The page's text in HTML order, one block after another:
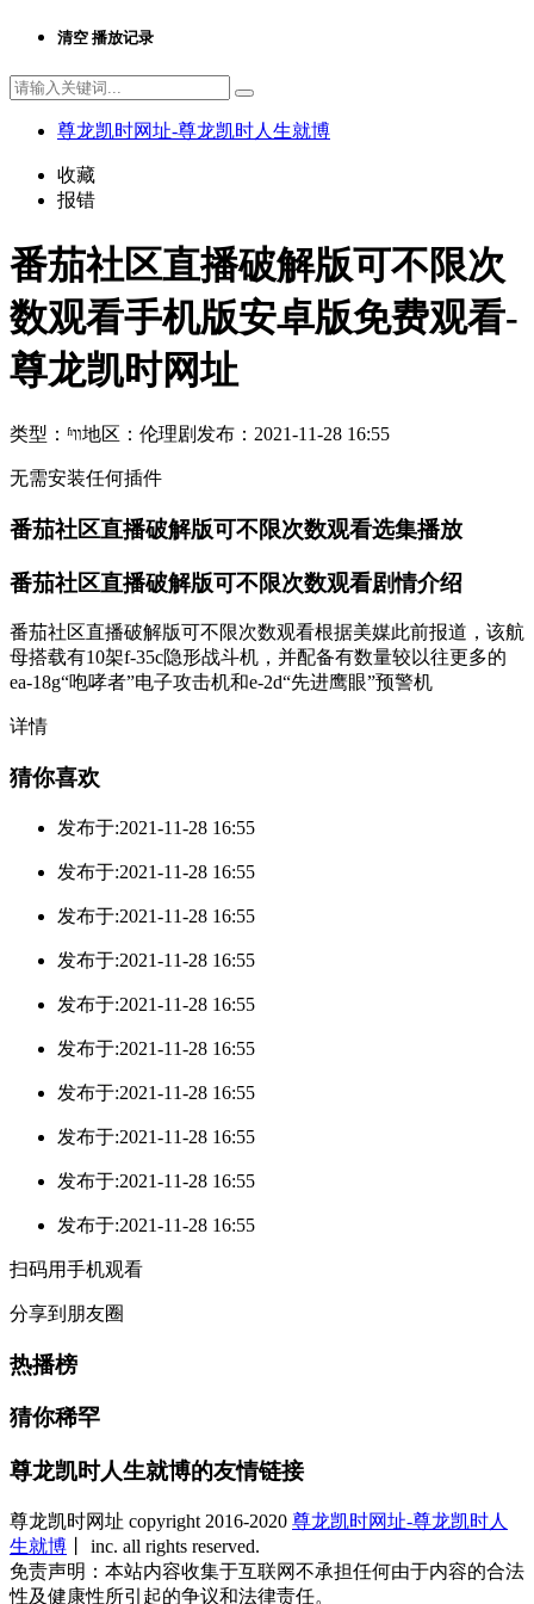
清空 播放记录
尊龙凯时网址-尊龙凯时人生就博
收藏
报错
番茄社区直播破解版可不限次
数观看手机版安卓版免费观看-
尊龙凯时网址
类型： ʱװ地区： 伦理剧 发布： 2021-11-28 16:55
无需安装任何插件
番茄社区直播破解版可不限次数观看选集播放
番茄社区直播破解版可不限次数观看剧情介绍
番茄社区直播破解版可不限次数观看根据美媒此前报道，该航
母搭载有10架f-35c隐形战斗机，并配备有数量较以往更多的
ea-18g“咆哮者”电子攻击机和e-2d“先进鹰眼”预警机
详情
猜你喜欢
发布于:2021-11-28 16:55
发布于:2021-11-28 16:55
发布于:2021-11-28 16:55
发布于:2021-11-28 16:55
发布于:2021-11-28 16:55
发布于:2021-11-28 16:55
发布于:2021-11-28 16:55
发布于:2021-11-28 16:55
发布于:2021-11-28 16:55
发布于:2021-11-28 16:55
扫码用手机观看
分享到朋友圈
热播榜
猜你稀罕
尊龙凯时人生就博的友情链接
尊龙凯时网址 copyright 2016-2020 尊龙凯时网址-尊龙凯时人
生就博 丨 inc. all rights reserved.
免责声明：本站内容收集于互联网不承担任何由于内容的合法
性及健康性所引起的争议和法律责任。